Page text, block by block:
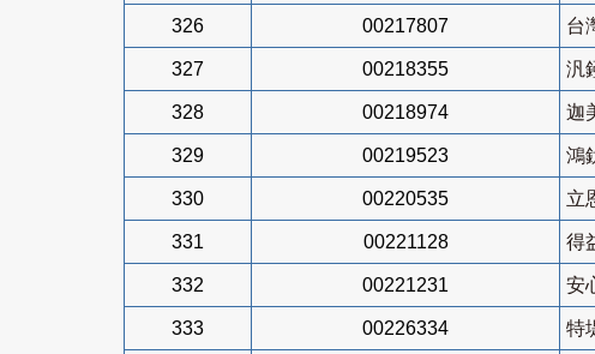
326 00217807 台
327 00218355 汎
328 00218974 迦
329 00219523 鴻
330 00220535 立
331 00221128 得
332 00221231 安
333 00226334 特